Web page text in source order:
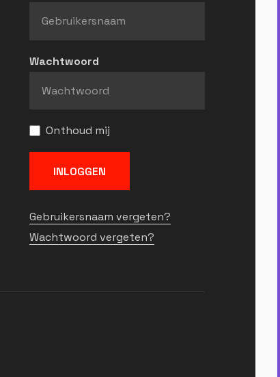
Wachtwoord
Onthoud mij
INLOGGEN
Gebruikersnaam vergeten?
Wachtwoord vergeten?